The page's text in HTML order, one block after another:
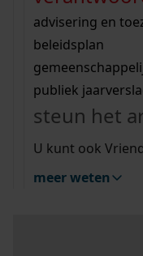
vergunningen
beeld en geluid
uitleg
Wij helpen u op
bekijk alle
Wij helpen u op
bekijk alle
bekijk ons
advisering en
beleidsplan
publiek
steun het
U kunt ook
meer weten
Mijn Studiezaal